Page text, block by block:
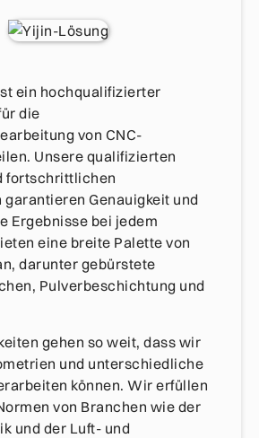
ein hochqualifizierter
die
von CNC-
Unsere qualifizierten
fortschrittlichen
Genauigkeit und
Ergebnisse bei jedem
eine breite Palette von
darunter gebürstete
Pulverbeschichtung und
gehen so weit, dass wir
und unterschiedliche
können. Wir erfüllen
von Branchen wie der
und der Luft- und